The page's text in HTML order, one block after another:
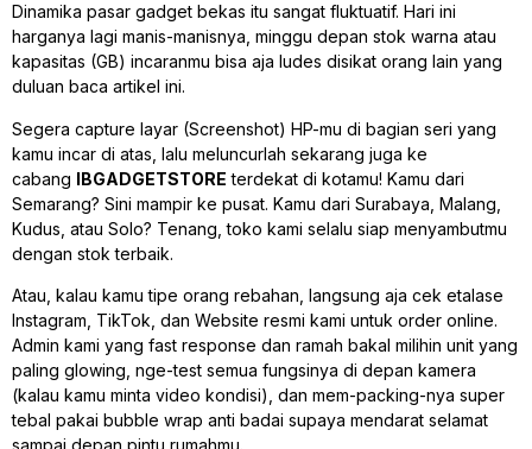
Dinamika pasar gadget bekas itu sangat fluktuatif. Hari ini
harganya lagi manis-manisnya, minggu depan stok warna atau
kapasitas (GB) incaranmu bisa aja ludes disikat orang lain yang
duluan baca artikel ini.
Segera capture layar (Screenshot) HP-mu di bagian seri yang
kamu incar di atas, lalu meluncurlah sekarang juga ke
cabang IBGADGETSTORE terdekat di kotamu! Kamu dari
Semarang? Sini mampir ke pusat. Kamu dari Surabaya, Malang,
Kudus, atau Solo? Tenang, toko kami selalu siap menyambutmu
dengan stok terbaik.
Atau, kalau kamu tipe orang rebahan, langsung aja cek etalase
Instagram, TikTok, dan Website resmi kami untuk order online.
Admin kami yang fast response dan ramah bakal milihin unit yang
paling glowing , nge-test semua fungsinya di depan kamera
(kalau kamu minta video kondisi), dan mem-packing-nya super
tebal pakai bubble wrap anti badai supaya mendarat selamat